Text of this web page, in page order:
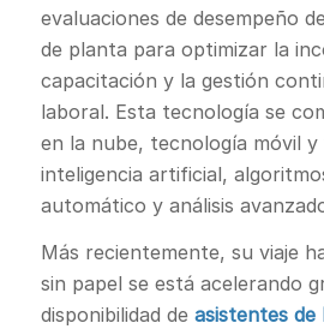
evaluaciones de desempeño
de planta para optimizar la
capacitación y la gestión
laboral. Esta tecnología se
en la nube, tecnología móvil y
inteligencia artificial,
automático y análisis
Más recientemente, su viaje
sin papel se está acelerando
disponibilidad de asistentes de